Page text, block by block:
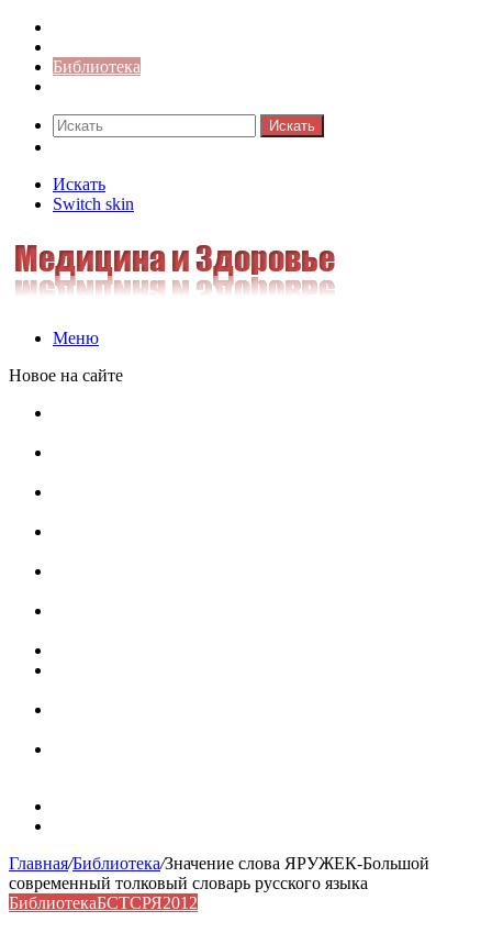
Библиотека
Искать
Искать
Switch skin
Меню
Новое на сайте
Главная/Библиотека/Значение слова ЯРУЖЕК-Большой
современный толковый словарь русского языка
БиблиотекаБСТСРЯ2012